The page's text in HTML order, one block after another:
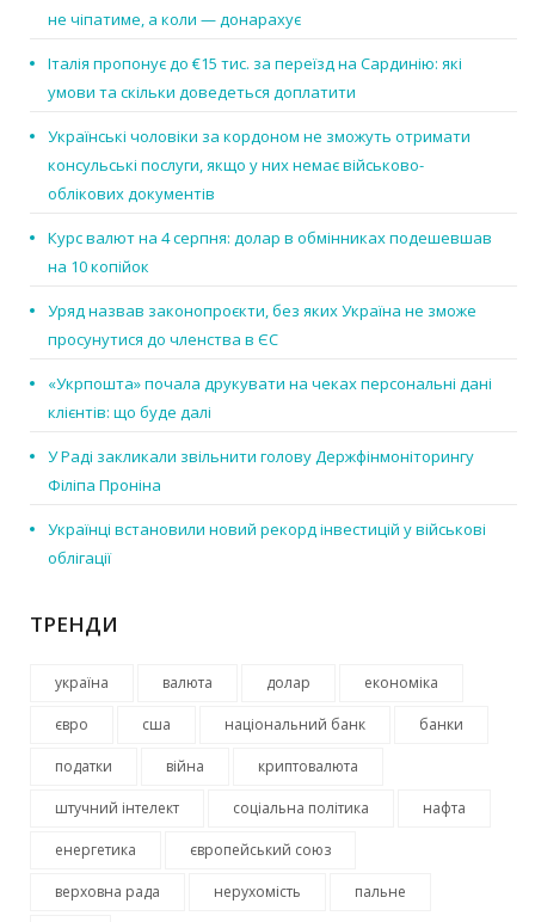
не чіпатиме, а коли — донарахує
Італія пропонує до €15 тис. за переїзд на Сардинію: які
умови та скільки доведеться доплатити
Українські чоловіки за кордоном не зможуть отримати
консульські послуги, якщо у них немає військово-
облікових документів
Курс валют на 4 серпня: долар в обмінниках подешевшав
на 10 копійок
Уряд назвав законопроєкти, без яких Україна не зможе
просунутися до членства в ЄС
«Укрпошта» почала друкувати на чеках персональні дані
клієнтів: що буде далі
У Раді закликали звільнити голову Держфінмоніторингу
Філіпа Проніна
Українці встановили новий рекорд інвестицій у військові
облігації
ТРЕНДИ
україна валюта долар економіка
євро сша національний банк банки
податки війна криптовалюта
штучний інтелект соціальна політика нафта
енергетика європейський союз
верховна рада нерухомість пальне